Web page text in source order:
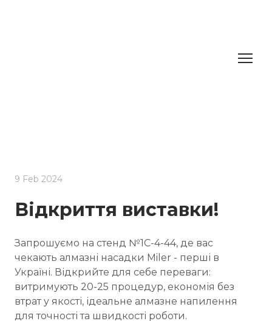
9 Feb 2024
Відкриття виставки!
Запрошуємо на стенд №1С-4-44, де вас
чекають алмазні насадки Miler - перші в
Україні. Відкрийте для себе переваги:
витримують 20-25 процедур, економія без
втрат у якості, ідеальне алмазне напилення
для точності та швидкості роботи.